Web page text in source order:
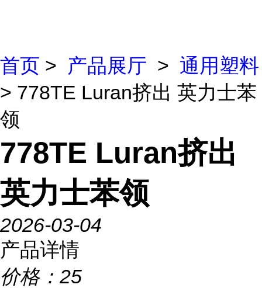
首页 > 产品展厅 > 通用塑料
> 778TE Luran挤出 英力士苯
领
778TE Luran挤出
英力士苯领
2026-03-04
产品详情
价格： 25